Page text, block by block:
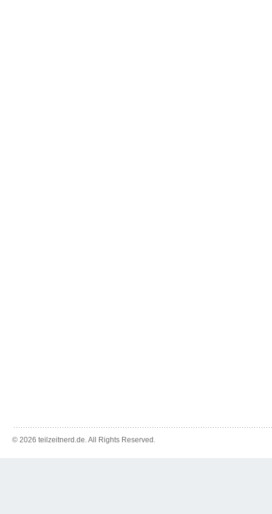
© 2026 teilzeitnerd.de. All Rights Reserved.